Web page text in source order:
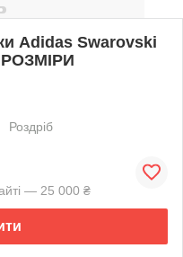
Adidas Swarovski
РОЗМІРИ
Роздріб
— 25 000 ₴